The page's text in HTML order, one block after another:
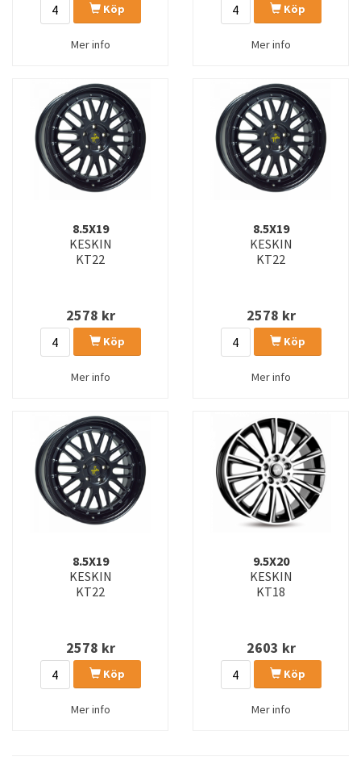
Köp
Mer info
Köp
Mer info
8.5X19
KESKIN
KT22
2578 kr
Köp
Mer info
8.5X19
KESKIN
KT22
2578 kr
Köp
Mer info
8.5X19
KESKIN
KT22
2578 kr
Köp
Mer info
9.5X20
KESKIN
KT18
2603 kr
Köp
Mer info